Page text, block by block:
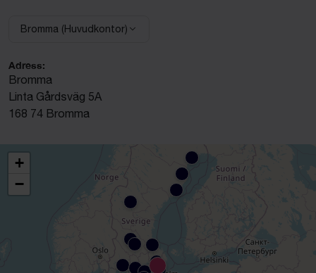
Välj anläggning:
Bromma (Huvudkontor)
Adress:
Bromma
Linta Gårdsväg 5A
168 74 Bromma
+
−